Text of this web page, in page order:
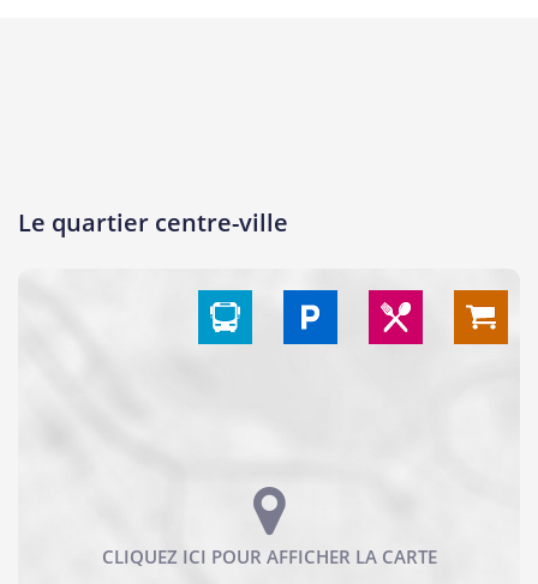
Le quartier centre-ville